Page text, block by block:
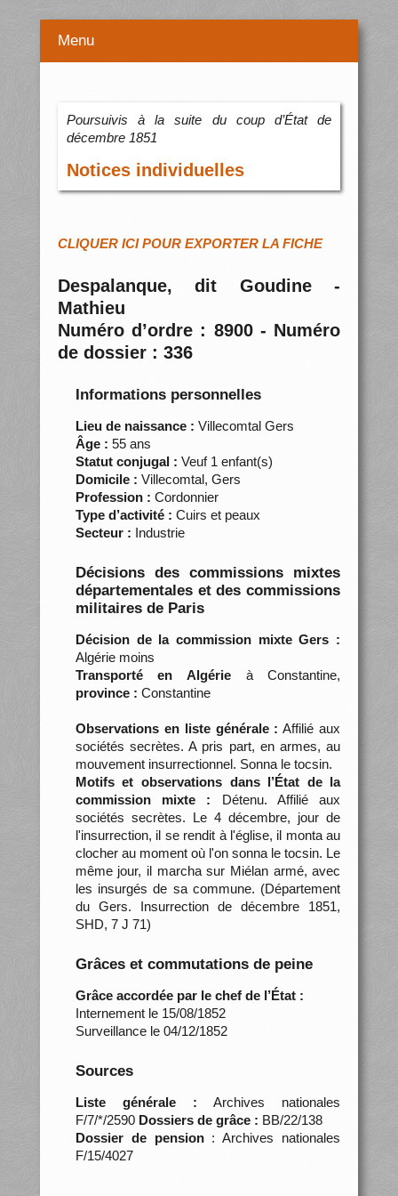
Menu
Poursuivis à la suite du coup d’État de
décembre 1851
Notices individuelles
CLIQUER ICI POUR EXPORTER LA FICHE
Despalanque, dit Goudine -
Mathieu
Numéro d’ordre : 8900 - Numéro
de dossier : 336
Informations personnelles
Lieu de naissance : Villecomtal Gers
Âge : 55 ans
Statut conjugal : Veuf 1 enfant(s)
Domicile : Villecomtal, Gers
Profession : Cordonnier
Type d’activité : Cuirs et peaux
Secteur : Industrie
Décisions des commissions mixtes
départementales et des commissions
militaires de Paris
Décision de la commission mixte Gers :
Algérie moins
Transporté en Algérie à Constantine,
province : Constantine
Observations en liste générale : Affilié aux
sociétés secrètes. A pris part, en armes, au
mouvement insurrectionnel. Sonna le tocsin.
Motifs et observations dans l’État de la
commission mixte : Détenu. Affilié aux
sociétés secrètes. Le 4 décembre, jour de
l'insurrection, il se rendit à l'église, il monta au
clocher au moment où l'on sonna le tocsin. Le
même jour, il marcha sur Miélan armé, avec
les insurgés de sa commune. (Département
du Gers. Insurrection de décembre 1851,
SHD, 7 J 71)
Grâces et commutations de peine
Grâce accordée par le chef de l’État :
Internement le 15/08/1852
Surveillance le 04/12/1852
Sources
Liste générale : Archives nationales
F/7/*/2590 Dossiers de grâce : BB/22/138
Dossier de pension: Archives nationales
F/15/4027